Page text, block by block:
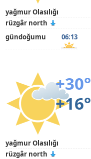
yağmur Olasılığı
rüzgâr north
gündoğumu
06:13
+30°
+16°
yağmur Olasılığı
rüzgâr north